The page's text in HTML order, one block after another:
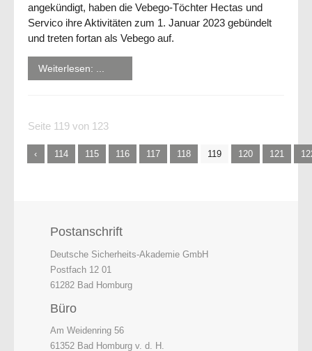
angekündigt, haben die Vebego-Töchter Hectas und
Servico ihre Aktivitäten zum 1. Januar 2023 gebündelt
und treten fortan als Vebego auf.
Weiterlesen: ...
Seite 119 von 123
114 115 116 117 118 119 120 121
Postanschrift
Deutsche Sicherheits-Akademie GmbH
Postfach 12 01
61282 Bad Homburg
Büro
Am Weidenring 56
61352 Bad Homburg v. d. H.